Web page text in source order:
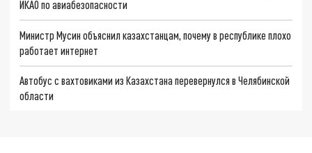
ИКАО по авиабезопасности
Министр Мусин объяснил казахстанцам, почему в республике плохо
работает интернет
Автобус с вахтовиками из Казахстана перевернулся в Челябинской
области